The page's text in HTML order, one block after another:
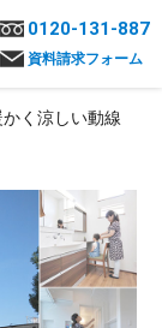
0120-131-887
資料請求フォーム
く涼しい動線